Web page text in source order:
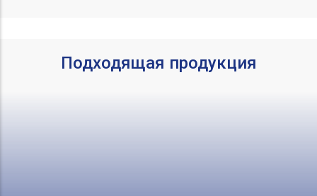
Подходящая продукция